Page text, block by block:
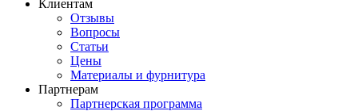
Клиентам
Отзывы
Вопросы
Статьи
Цены
Материалы и фурнитура
Партнерам
Партнерская программа